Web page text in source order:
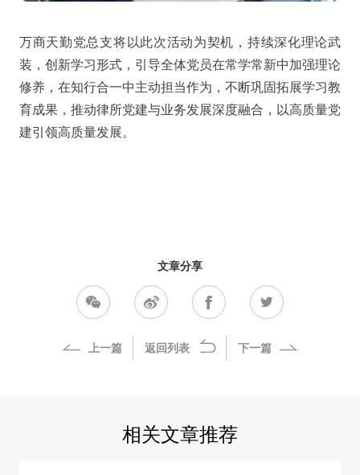
万商天勤党总支将以此次活动为契机，持续深化理论武
装，创新学习形式，引导全体党员在常学常新中加强理论
修养，在知行合一中主动担当作为，不断巩固拓展学习教
育成果，推动律所党建与业务发展深度融合，以高质量党
建引领高质量发展。
文章分享
上一篇 返回列表 下一篇
相关文章推荐